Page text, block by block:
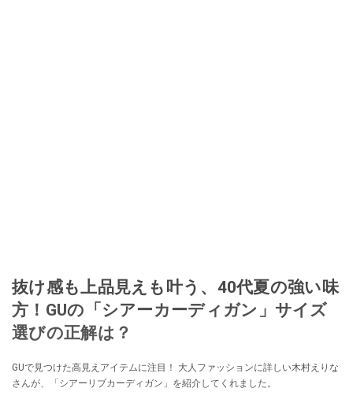
抜け感も上品見えも叶う、40代夏の強い味
方！GUの「シアーカーディガン」サイズ
選びの正解は？
GUで見つけた高見えアイテムに注目！ 大人ファッションに詳しい木村えりな
さんが、「シアーリブカーディガン」を紹介してくれました。